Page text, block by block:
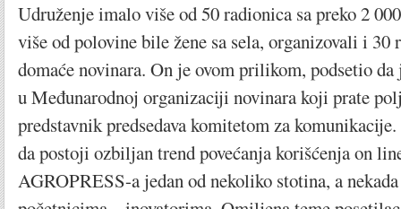
Udruženje imalo više od 50 radionica sa preko 2
više od polovine bile žene sa sela, organizovali i 30
domaće novinara. On je ovom prilikom, podsetio
u Međunarodnoj organizaciji novinara koji prate
predstavnik predsedava komitetom za
da postoji ozbiljan trend povećanja korišćenja on
AGROPRESS-a jedan od nekoliko stotina, a